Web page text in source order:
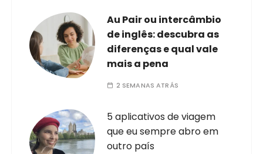
Au Pair ou intercâmbio
de inglês: descubra as
diferenças e qual vale
mais a pena
2 SEMANAS ATRÁS
5 aplicativos de viagem
que eu sempre abro em
outro país